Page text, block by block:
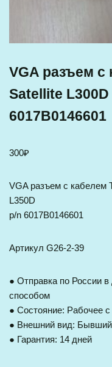
VGA разъем с
Satellite
6017B0146601
300₽
VGA разъем с кабелем
L350D
p/n 6017B0146601
Артикул G26-2-39
● Отправка по России
способом
● Состояние: Рабочее с
● Внешний вид: Бывший
● Гарантия: 14 дней